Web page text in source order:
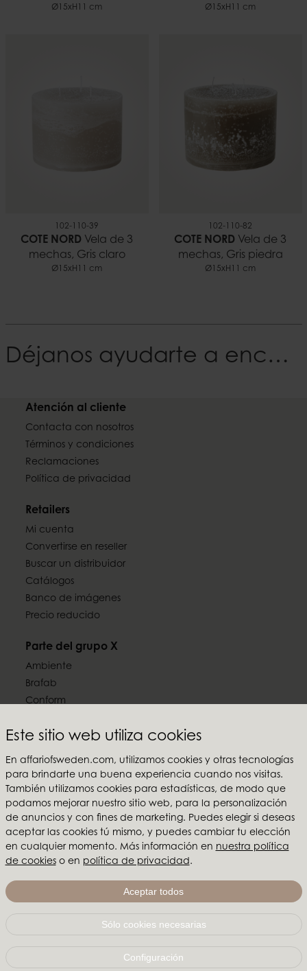
Este sitio web utiliza cookies
En affariofsweden.com, utilizamos cookies y otras tecnologías
para brindarte una buena experiencia cuando nos visitas.
También utilizamos cookies para estadísticas, de modo que
podamos mejorar nuestro sitio web, para la personalización
de anuncios y con fines de marketing. Puedes elegir si deseas
aceptar las cookies tú mismo, y puedes cambiar tu elección
en cualquier momento. Más información en nuestra política
de cookieso en política de privacidad.
Aceptar todos
Sólo cookies necesarias
Configuración
Ø15xH11 cm Ø15xH11 cm
102-110-39
COTE NORD Vela de 3
mechas, Gris claro
Ø15xH11 cm
102-110-82
COTE NORD Vela de 3
mechas, Gris piedra
Ø15xH11 cm
Déjanos ayudarte a encontrar tu Estilo
Atención al cliente
Contacta con nosotros
Términos y condiciones
Reclamaciones
Política de privacidad
Retailers
Mi cuenta
Convertirse en reseller
Buscar un distribuidor
Catálogos
Banco de imágenes
Precio reducido
Parte del grupo X
Ambiente
Brafab
Conform
MTI
Síguenos en las redes sociales
Affari of Sweden
Sobre nosotros
Inspiración
+46 479 155 55
info@affariofsweden.com
© Copyright 2021 Affari of Sweden AB